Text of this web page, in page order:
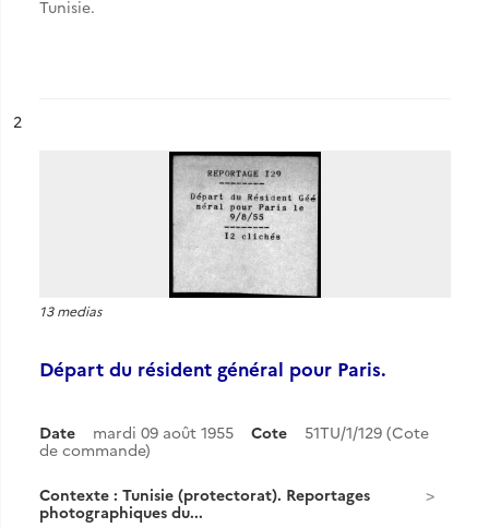
Tunisie.
n°
2
13 medias
Départ du résident général pour Paris.
Date mardi 09 août 1955 Cote
51TU/1/129 (Cote
de commande)
Contexte : Tunisie (protectorat). Reportages
photographiques du...